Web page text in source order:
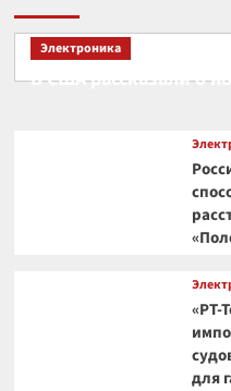
Электроника
В США рассказали о
«РТ-
для